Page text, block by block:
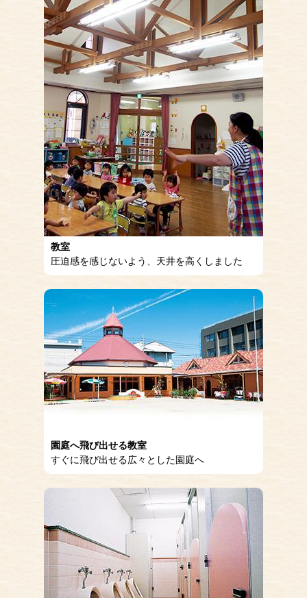
教室
圧迫感を感じないよう、天井を高くしました
園庭へ飛び出せる教室
すぐに飛び出せる広々とした園庭へ